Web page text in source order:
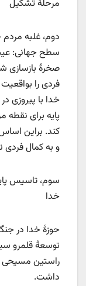
مرحلۀ تشکیل
دوم، غلبه
سطح جهانی:
صخرۀ بازسازی
فردی را
خدا با پیروزی
پایه برای نقطه‌
کند. براین
و به کمال فردی
سوم، تاسیس
خدا
حوزۀ خدا در
توسعۀ قلمرو
راستین مسیحی
داشت.